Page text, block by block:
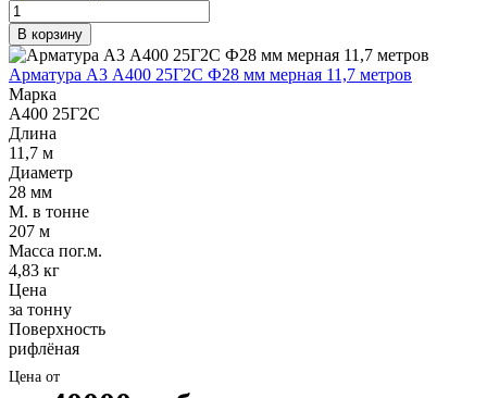
В корзину
Арматура А3 А400 25Г2С Ф28 мм мерная 11,7 метров
Марка
А400 25Г2С
Длина
11,7 м
Диаметр
28 мм
М. в тонне
207 м
Масса пог.м.
4,83 кг
Цена
за тонну
Поверхность
рифлёная
Цена от